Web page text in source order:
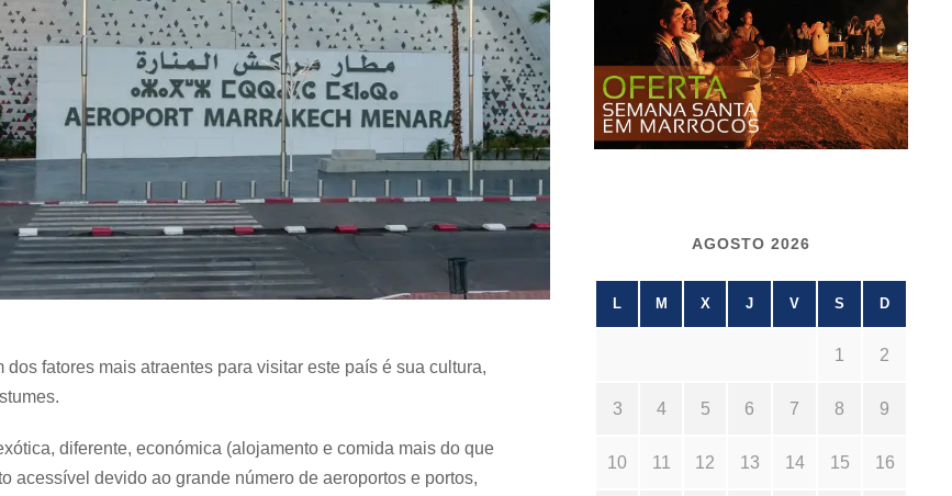
dos fatores mais atraentes para visitar este país é sua cultura,
diferente, económica (alojamento e comida mais do que
acessível devido ao grande número de aeroportos e portos,
AGOSTO 2026
L M X J V S D
1 2
3 4 5 6 7 8 9
10 11 12 13 14 15 16